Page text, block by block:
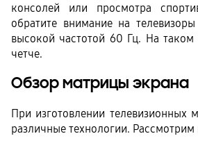
консолей или просмотра
обратите внимание на
высокой частотой 60 Гц. На таком
четче.
Обзор матрицы экрана
При изготовлении телевизионных
различные технологии. Рассмотрим